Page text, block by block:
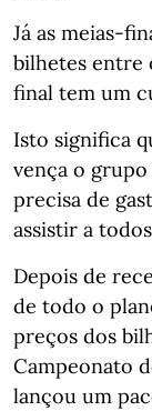
Já as meias-
bilhetes entre
final tem um
Isto significa
vença o
precisa de
assistir a todos
Depois de
de todo o
preços dos
Campeonato
lançou um